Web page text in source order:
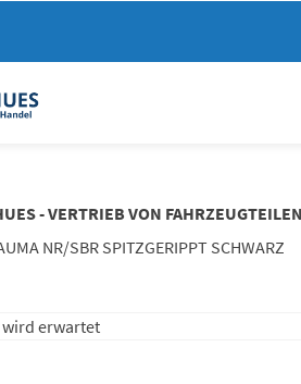
- VERTRIEB VON
NR/SBR SPITZGERIPPT SCHWARZ